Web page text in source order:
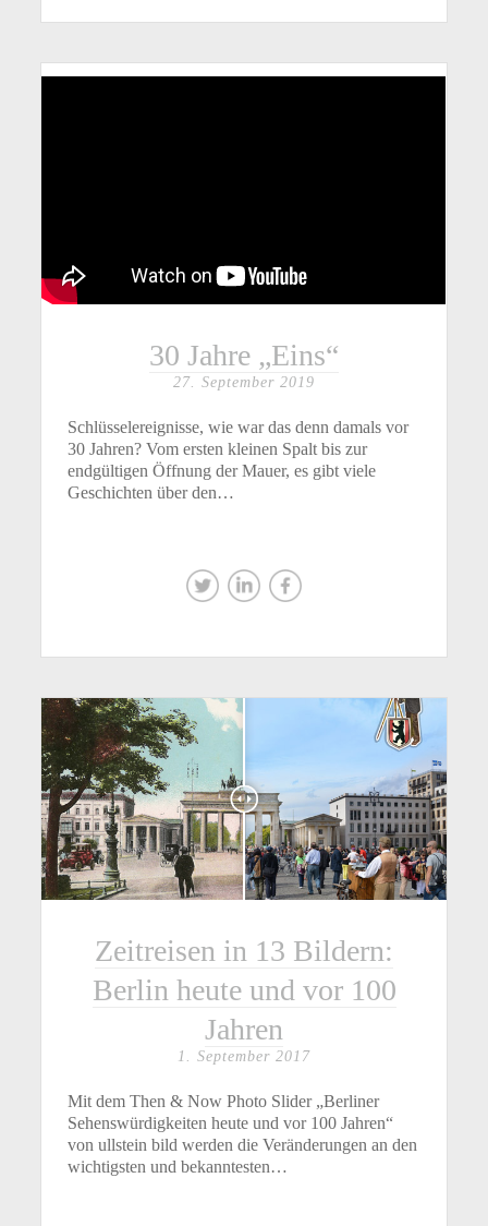
30 Jahre „Eins“
27. September 2019
Schlüsselereignisse, wie war das denn damals vor
30 Jahren? Vom ersten kleinen Spalt bis zur
endgültigen Öffnung der Mauer, es gibt viele
Geschichten über den…
Zeitreisen in 13 Bildern:
Berlin heute und vor 100
Jahren
1. September 2017
Mit dem Then & Now Photo Slider „Berliner
Sehenswürdigkeiten heute und vor 100 Jahren“
von ullstein bild werden die Veränderungen an den
wichtigsten und bekanntesten…